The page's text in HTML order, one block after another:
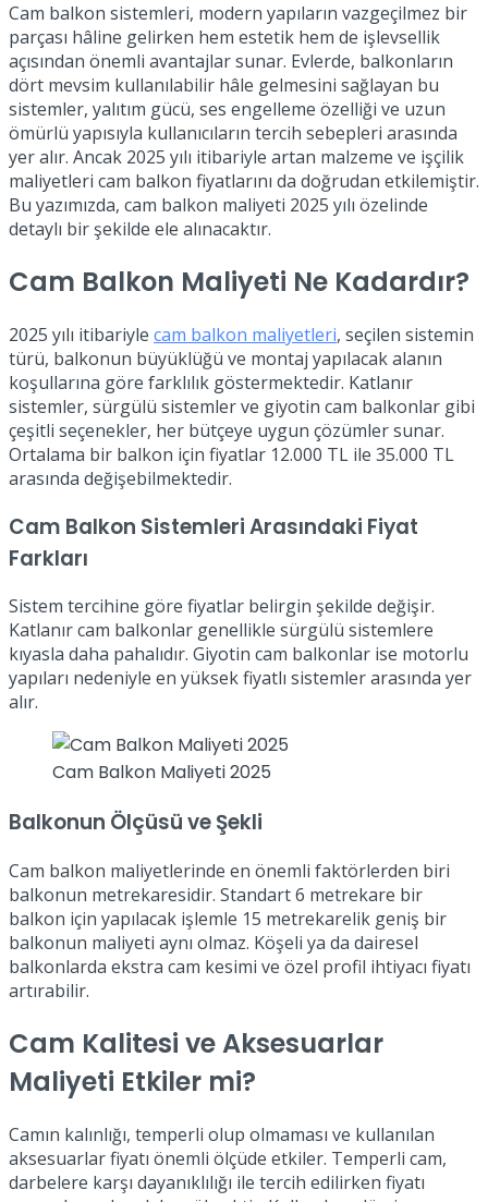
Cam balkon sistemleri, modern yapıların vazgeçilmez bir
parçası hâline gelirken hem estetik hem de işlevsellik
açısından önemli avantajlar sunar. Evlerde, balkonların
dört mevsim kullanılabilir hâle gelmesini sağlayan bu
sistemler, yalıtım gücü, ses engelleme özelliği ve uzun
ömürlü yapısıyla kullanıcıların tercih sebepleri arasında
yer alır. Ancak 2025 yılı itibariyle artan malzeme ve işçilik
maliyetleri cam balkon fiyatlarını da doğrudan etkilemiştir.
Bu yazımızda, cam balkon maliyeti 2025 yılı özelinde
detaylı bir şekilde ele alınacaktır.
Cam Balkon Maliyeti Ne Kadardır?
2025 yılı itibariyle cam balkon maliyetleri, seçilen sistemin
türü, balkonun büyüklüğü ve montaj yapılacak alanın
koşullarına göre farklılık göstermektedir. Katlanır
sistemler, sürgülü sistemler ve giyotin cam balkonlar gibi
çeşitli seçenekler, her bütçeye uygun çözümler sunar.
Ortalama bir balkon için fiyatlar 12.000 TL ile 35.000 TL
arasında değişebilmektedir.
Cam Balkon Sistemleri Arasındaki Fiyat
Farkları
Sistem tercihine göre fiyatlar belirgin şekilde değişir.
Katlanır cam balkonlar genellikle sürgülü sistemlere
kıyasla daha pahalıdır. Giyotin cam balkonlar ise motorlu
yapıları nedeniyle en yüksek fiyatlı sistemler arasında yer
alır.
Cam Balkon Maliyeti 2025
Balkonun Ölçüsü ve Şekli
Cam balkon maliyetlerinde en önemli faktörlerden biri
balkonun metrekaresidir. Standart 6 metrekare bir
balkon için yapılacak işlemle 15 metrekarelik geniş bir
balkonun maliyeti aynı olmaz. Köşeli ya da dairesel
balkonlarda ekstra cam kesimi ve özel profil ihtiyacı fiyatı
artırabilir.
Cam Kalitesi ve Aksesuarlar
Maliyeti Etkiler mi?
Camın kalınlığı, temperli olup olmaması ve kullanılan
aksesuarlar fiyatı önemli ölçüde etkiler. Temperli cam,
darbelere karşı dayanıklılığı ile tercih edilirken fiyatı